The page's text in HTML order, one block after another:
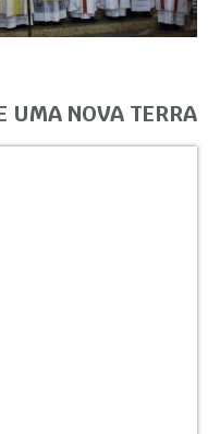
UMA NOVA TERRA